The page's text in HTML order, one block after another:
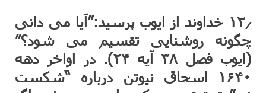
۱۲٫ خداوند از ایوب پرسید:”آیا می دانی
چگونه روشنایی تقسیم می شود؟”
(ایوب فصل ۳۸ آیه ۲۴). در اواخر دهه
۱۶۴۰ اسحاق نیوتن درباره “شکست